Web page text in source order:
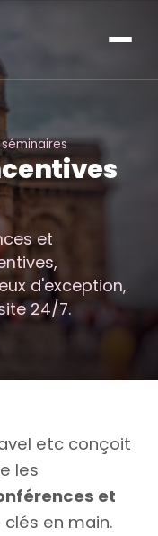
et
d'exception,
24/7.
etc conçoit
les
et
clés en main.